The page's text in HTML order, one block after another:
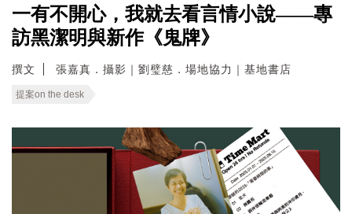
一有不開心，我就去看言情小說——專
訪黑潔明與新作《鬼牌》
撰文 張嘉真．攝影｜劉璧慈．場地協力｜基地書店
提案on the desk